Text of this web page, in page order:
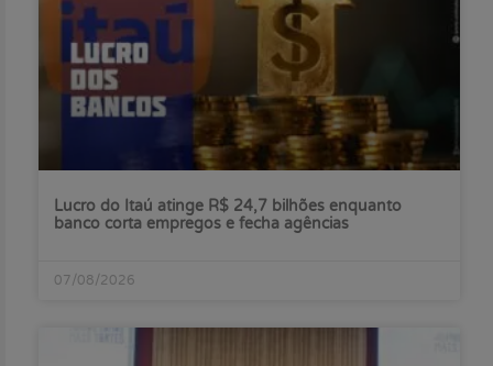
Lucro do Itaú atinge R$ 24,7 bilhões enquanto
banco corta empregos e fecha agências
07/08/2026